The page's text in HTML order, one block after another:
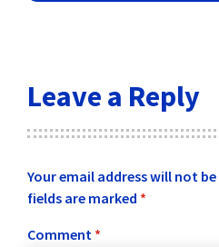
Leave a Reply
Your email address will not
fields are marked *
Comment *